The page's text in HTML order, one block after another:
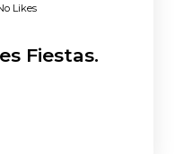
Likes
Fiestas.